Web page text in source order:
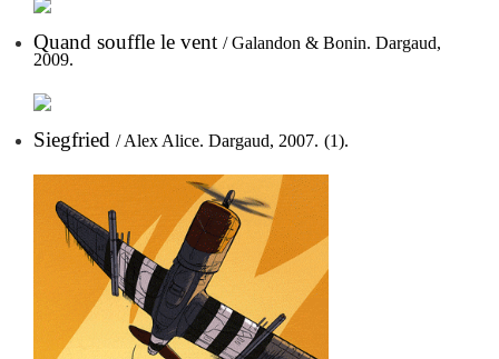
Quand souffle le vent / Galandon & Bonin. Dargaud,
2009.
Siegfried / Alex Alice. Dargaud, 2007. (1).